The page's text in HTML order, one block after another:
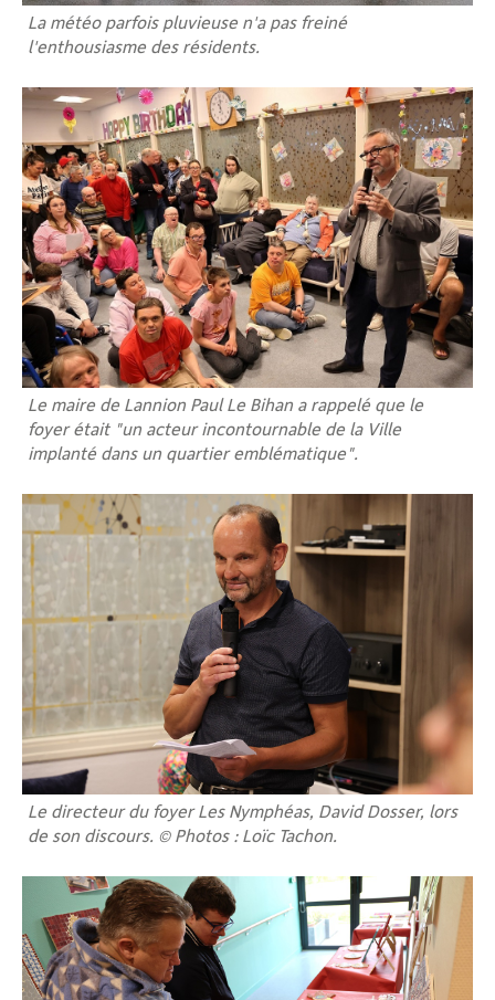
La météo parfois pluvieuse n'a pas freiné
l'enthousiasme des résidents.
Le maire de Lannion Paul Le Bihan a rappelé que le
foyer était "un acteur incontournable de la Ville
implanté dans un quartier emblématique".
Le directeur du foyer Les Nymphéas, David Dosser, lors
de son discours. © Photos : Loïc Tachon.